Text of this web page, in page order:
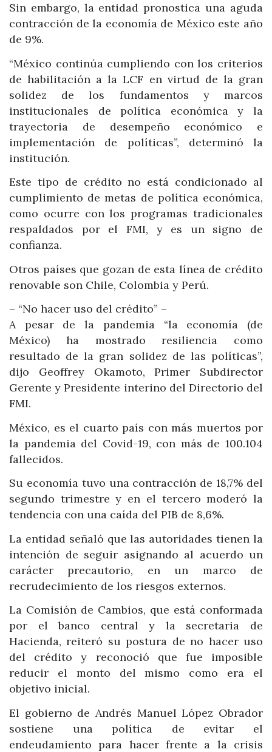
Sin embargo, la entidad pronostica una aguda
contracción de la economía de México este año
de 9%.
“México continúa cumpliendo con los criterios
de habilitación a la LCF en virtud de la gran
solidez de los fundamentos y marcos
institucionales de política económica y la
trayectoria de desempeño económico e
implementación de políticas”, determinó la
institución.
Este tipo de crédito no está condicionado al
cumplimiento de metas de política económica,
como ocurre con los programas tradicionales
respaldados por el FMI, y es un signo de
confianza.
Otros países que gozan de esta línea de crédito
renovable son Chile, Colombia y Perú.
– “No hacer uso del crédito” –
A pesar de la pandemia “la economía (de
México) ha mostrado resiliencia como
resultado de la gran solidez de las políticas”,
dijo Geoffrey Okamoto, Primer Subdirector
Gerente y Presidente interino del Directorio del
FMI.
México, es el cuarto país con más muertos por
la pandemia del Covid-19, con más de 100.104
fallecidos.
Su economía tuvo una contracción de 18,7% del
segundo trimestre y en el tercero moderó la
tendencia con una caída del PIB de 8,6%.
La entidad señaló que las autoridades tienen la
intención de seguir asignando al acuerdo un
carácter precautorio, en un marco de
recrudecimiento de los riesgos externos.
La Comisión de Cambios, que está conformada
por el banco central y la secretaria de
Hacienda, reiteró su postura de no hacer uso
del crédito y reconoció que fue imposible
reducir el monto del mismo como era el
objetivo inicial.
El gobierno de Andrés Manuel López Obrador
sostiene una política de evitar el
endeudamiento para hacer frente a la crisis